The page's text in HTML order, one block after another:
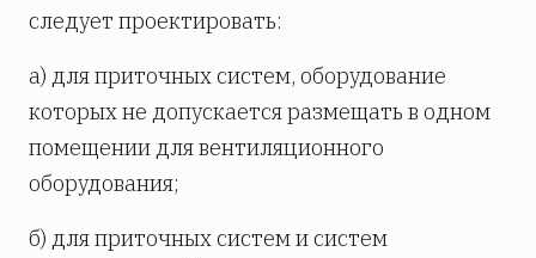
следует проектировать:
а) для приточных систем, оборудование
которых не допускается размещать в одном
помещении для вентиляционного
оборудования;
б) для приточных систем и систем